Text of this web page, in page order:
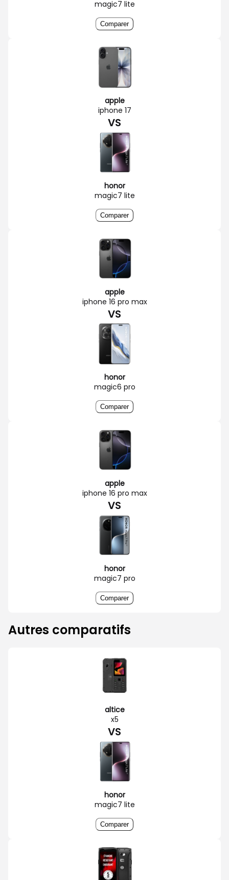
magic7 lite
Comparer
apple
iphone 17
VS
honor
magic7 lite
Comparer
apple
iphone 16 pro max
VS
honor
magic6 pro
Comparer
apple
iphone 16 pro max
VS
honor
magic7 pro
Comparer
Autres comparatifs
altice
x5
VS
honor
magic7 lite
Comparer